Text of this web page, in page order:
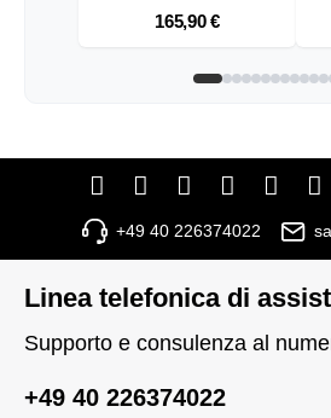
165,90 €
+49 40 226374022
Linea telefonica di
Supporto e consulenza al
+49 40 226374022